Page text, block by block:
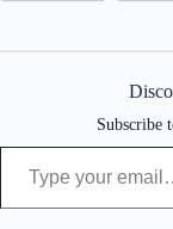
Subscribe
Type your email…